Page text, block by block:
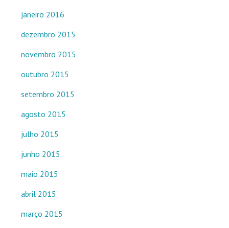
janeiro 2016
dezembro 2015
novembro 2015
outubro 2015
setembro 2015
agosto 2015
julho 2015
junho 2015
maio 2015
abril 2015
março 2015